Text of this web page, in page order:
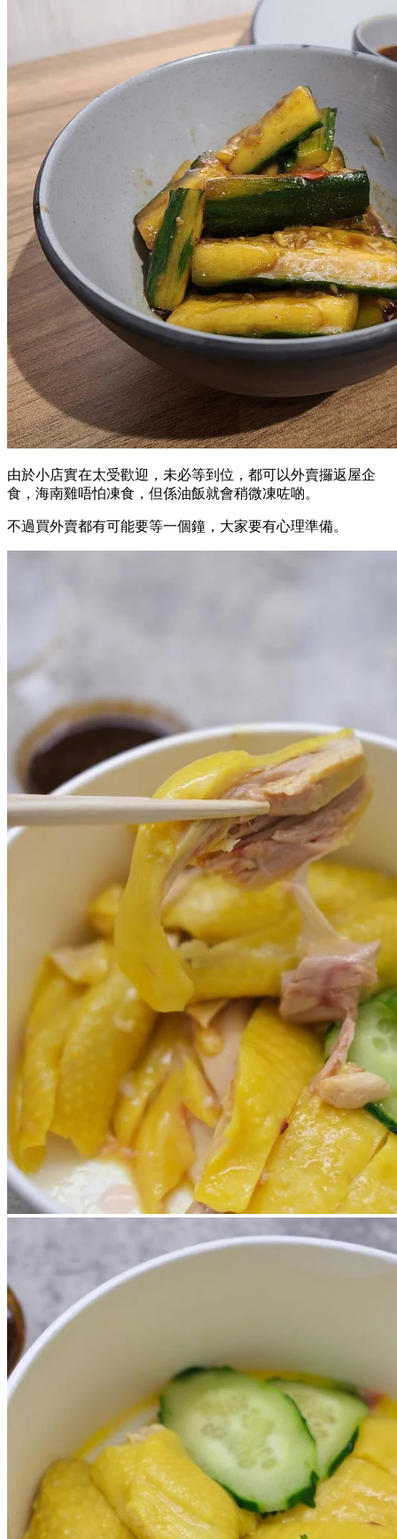
由於小店實在太受歡迎，未必等到位，都可以外賣攞返屋企
食，海南雞唔怕凍食，但係油飯就會稍微凍咗啲。
不過買外賣都有可能要等一個鐘，大家要有心理準備。